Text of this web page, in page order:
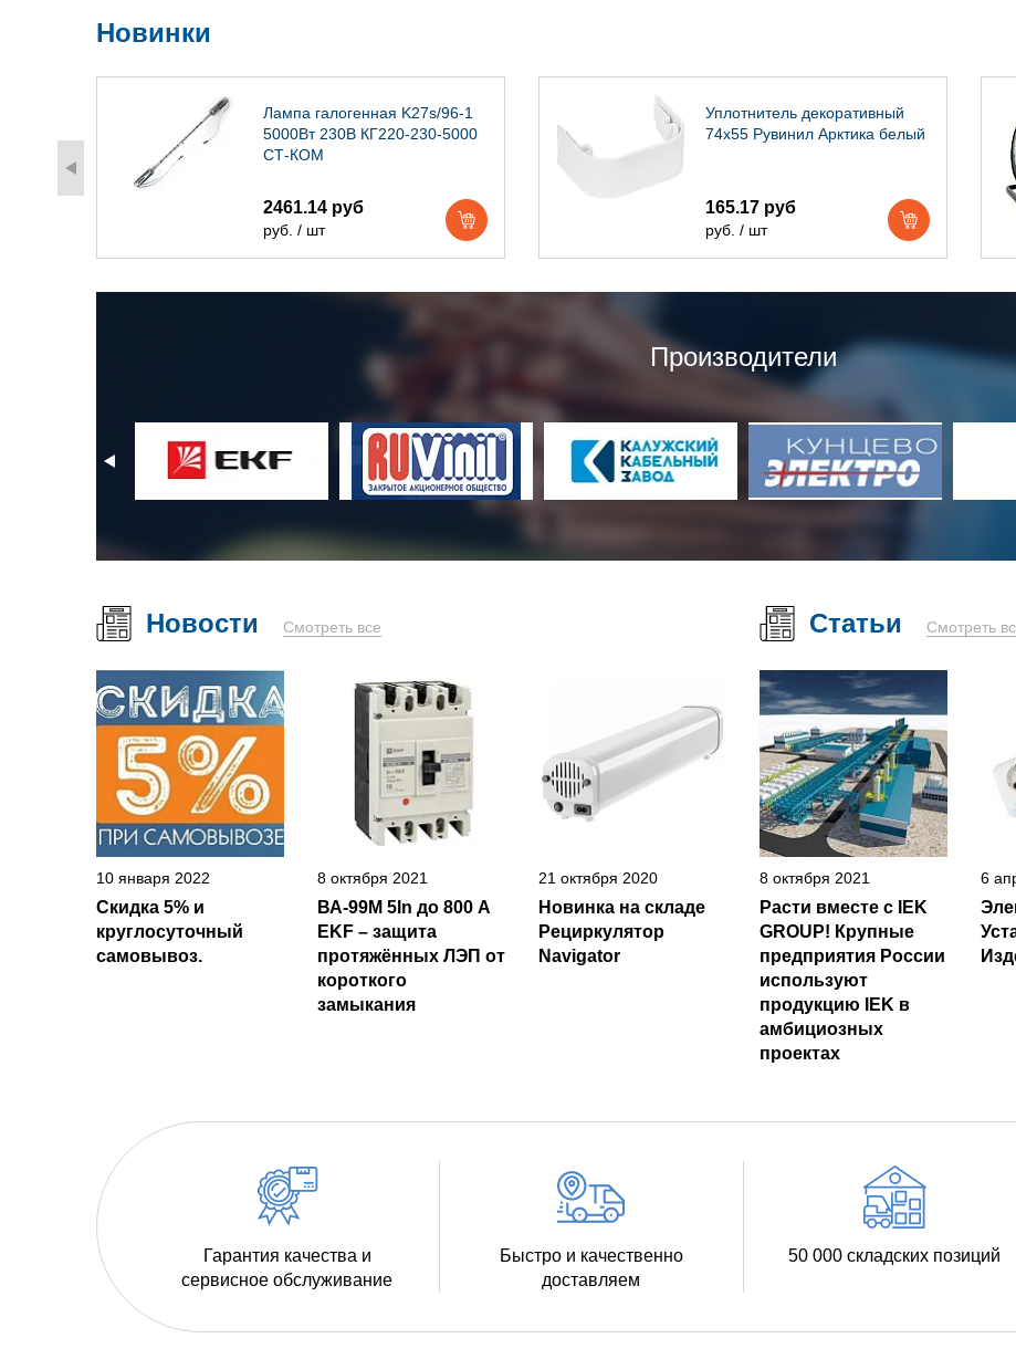
Новинки
Лампа галогенная K27s/96-1
5000Вт 230В КГ220-230-5000
СТ-КОМ
2461.14 руб
руб. / шт
Уплотнитель декоративный
74х55 Рувинил Арктика белый
165.17 руб
руб. / шт
Производители
Новости Смотреть все
10 января 2022
Скидка 5% и
круглосуточный
самовывоз.
8 октября 2021
ВА-99М 5In до 800 А
EKF – защита
протяжённых ЛЭП от
короткого
замыкания
21 октября 2020
Новинка на складе
Рециркулятор
Navigator
Статьи Смотреть
8 октября 2021
Расти вместе с IEK
GROUP! Крупные
предприятия России
используют
продукцию IEK в
амбициозных
проектах
6
Гарантия качества и
сервисное обслуживание
Быстро и качественно
доставляем
50 000 складских позиций